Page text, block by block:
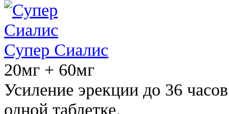
Супер Сиалис
20мг + 60мг
Усиление эрекции до 36
одной таблетке.